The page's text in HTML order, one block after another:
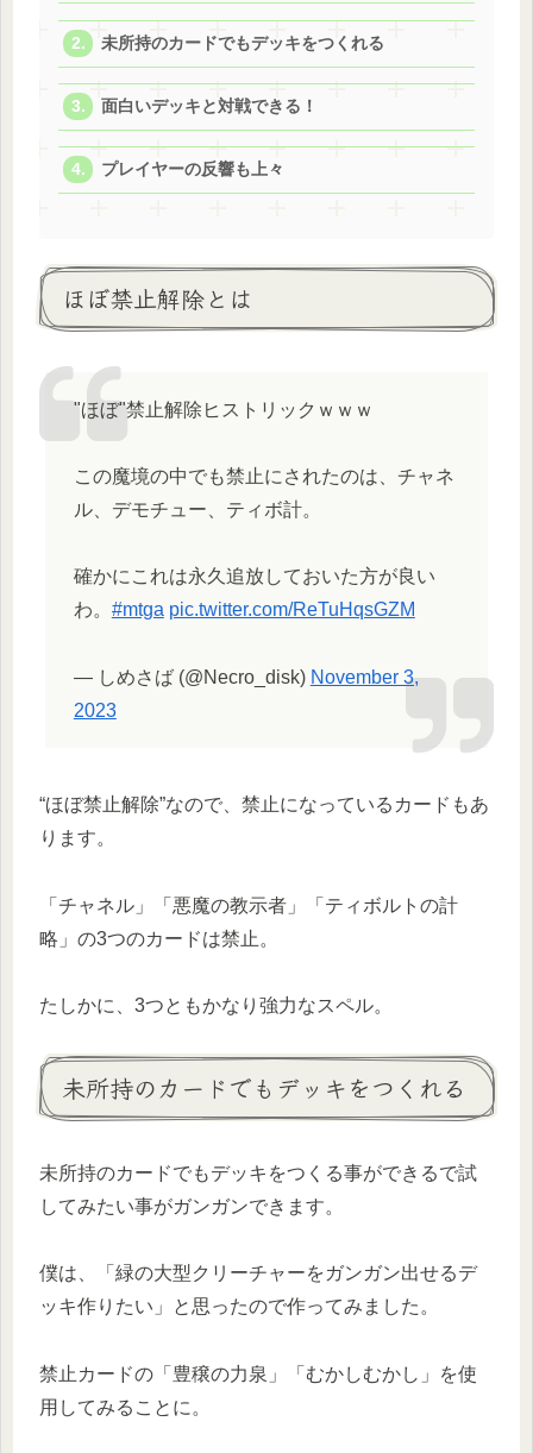
未所持のカードでもデッキをつくれる
面白いデッキと対戦できる！
プレイヤーの反響も上々
ほぼ禁止解除とは
"ほぼ"禁止解除ヒストリックｗｗｗ
この魔境の中でも禁止にされたのは、チャネ
ル、デモチュー、ティボ計。
確かにこれは永久追放しておいた方が良い
わ。 #mtga pic.twitter.com/ReTuHqsGZM
— しめさば (@Necro_disk) November 3,
2023
“ほぼ禁止解除”なので、禁止になっているカードもあ
ります。
「チャネル」「悪魔の教示者」「ティボルトの計
略」の3つのカードは禁止。
たしかに、3つともかなり強力なスペル。
未所持のカードでもデッキをつくれる
未所持のカードでもデッキをつくる事ができるで試
してみたい事がガンガンできます。
僕は、「緑の大型クリーチャーをガンガン出せるデ
ッキ作りたい」と思ったので作ってみました。
禁止カードの「豊穣の力泉」「むかしむかし」を使
用してみることに。